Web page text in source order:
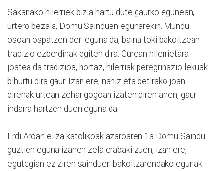
Sakanako hilerriek bizia hartu dute gaurko egunean,
urtero bezala, Domu Sainduen egunarekin. Mundu
osoan ospatzen den eguna da, baina toki bakoitzean
tradizio ezberdinak egiten dira. Gurean hilerrietara
joatea da tradizioa, hortaz, hilerriak peregrinazio lekuak
bihurtu dira gaur. Izan ere, nahiz eta betirako joan
direnak urtean zehar gogoan izaten diren arren, gaur
indarra hartzen duen eguna da.
Erdi Aroan eliza katolikoak azaroaren 1a Domu Saindu
guztien eguna izanen zela erabaki zuen, izan ere,
egutegian ez ziren sainduen bakoitzarendako egunak